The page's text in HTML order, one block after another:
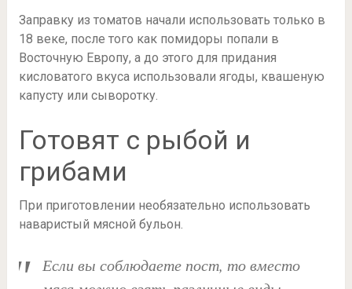
Заправку из томатов начали использовать только в
18 веке, после того как помидоры попали в
Восточную Европу, а до этого для придания
кисловатого вкуса использовали ягоды, квашеную
капусту или сыворотку.
Готовят с рыбой и
грибами
При приготовлении необязательно использовать
наваристый мясной бульон.
Если вы соблюдаете пост, то вместо